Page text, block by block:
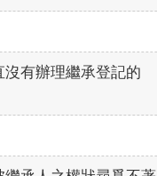
有辦理繼承登記的